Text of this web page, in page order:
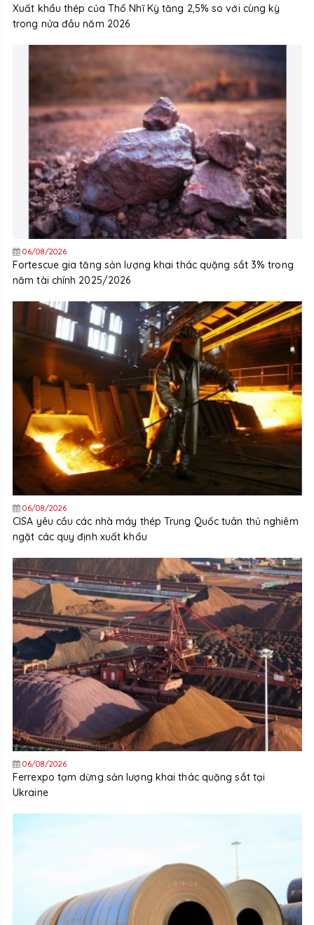
Xuất khẩu thép của Thổ Nhĩ Kỳ tăng 2,5% so với cùng kỳ
trong nửa đầu năm 2026
06/08/2026
Fortescue gia tăng sản lượng khai thác quặng sắt 3% trong
năm tài chính 2025/2026
06/08/2026
CISA yêu cầu các nhà máy thép Trung Quốc tuân thủ nghiêm
ngặt các quy định xuất khẩu
06/08/2026
Ferrexpo tạm dừng sản lượng khai thác quặng sắt tại
Ukraine